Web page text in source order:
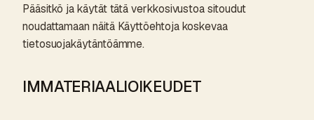
Pääsitkö ja käytät tätä verkkosivustoa sitoudut
noudattamaan näitä Käyttöehtoja koskevaa
tietosuojakäytäntöämme.
IMMATERIAALIOIKEUDET